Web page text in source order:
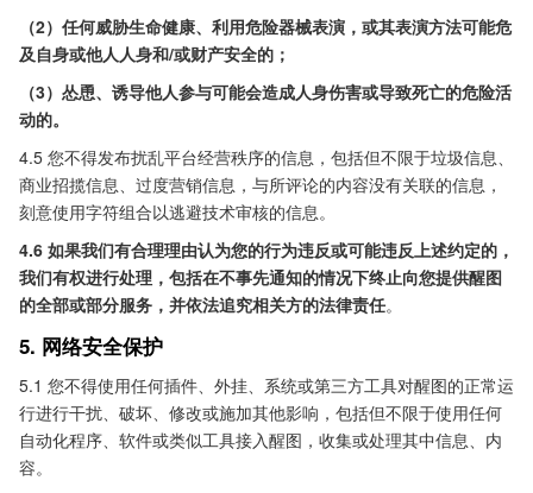
（2）任何威胁生命健康、利用危险器械表演，或其表演方法可能危
及自身或他人人身和/或财产安全的；
（3）怂恿、诱导他人参与可能会造成人身伤害或导致死亡的危险活
动的。
4.5 您不得发布扰乱平台经营秩序的信息，包括但不限于垃圾信息、
商业招揽信息、过度营销信息，与所评论的内容没有关联的信息，
刻意使用字符组合以逃避技术审核的信息。
4.6 如果我们有合理理由认为您的行为违反或可能违反上述约定的，
我们有权进行处理，包括在不事先通知的情况下终止向您提供醒图
的全部或部分服务，并依法追究相关方的法律责任。
5. 网络安全保护
5.1 您不得使用任何插件、外挂、系统或第三方工具对醒图的正常运
行进行干扰、破坏、修改或施加其他影响，包括但不限于使用任何
自动化程序、软件或类似工具接入醒图，收集或处理其中信息、内
容。